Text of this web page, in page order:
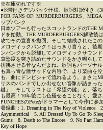
※在庫切れです※
●※帯付きデジパック仕様、歌詞対訳付き（
FOR FANS OF: MURDERBURGERS、
ップパンク
日本ツアーも行ったスコットランドのTHE
ドを始動。THE MURDERBURGERS解散
攻でその宣言を撤回。そして結成されたこ
メロディックパンク！はっきり言うと、後
ンパンクから脱却してメロディックサウン
哀愁度を突き詰めたサウンドをかき鳴らし
彷彿させる音なんだよね。歌詞もパーソナ
も真っ青な激サッドな内容で、より楽曲を
も、曲にドンピシャで流れるよう。まさに
リスのバンドでしか出せない音像が詰まっ
鍵」、そしてラストは「希望の鍵」と、落
も最高！10年後にも色褪せることなく、愛
PUNCHESのPeteがドラマーとして今作に参
収録曲：1. Dreaming in The Key of Violence
Asymmetrical 5. All Dressed Up To Go To
Gums 8. Death to The Encore 9. No Part
Key of Hope